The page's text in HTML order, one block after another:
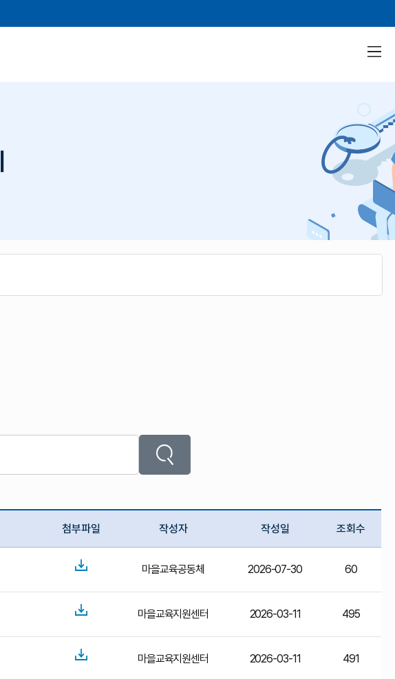
첨부파일 작성자 작성일 조회수
마을교육공동체 2026-07-30 60
마을교육지원센터 2026-03-11 495
마을교육지원센터 2026-03-11 491